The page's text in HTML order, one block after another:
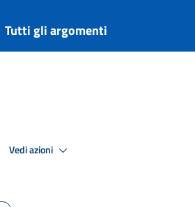
Tutti gli argomenti
Vedi azioni